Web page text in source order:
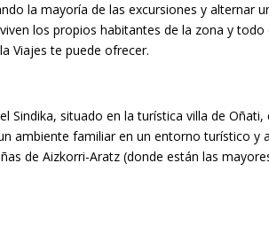
la mayoría de las excursiones y alternar
los propios habitantes de la zona y
Viajes te puede ofrecer.
Sindika, situado en la turística villa de
ambiente familiar en un entorno turístico
de Aizkorri-Aratz (donde están las